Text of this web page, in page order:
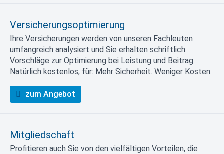
Versicherungsoptimierung
Ihre Versicherungen werden von unseren Fachleuten
umfangreich analysiert und Sie erhalten schriftlich
Vorschläge zur Optimierung bei Leistung und Beitrag.
Natürlich kostenlos, für: Mehr Sicherheit. Weniger Kosten.
zum Angebot
Mitgliedschaft
Profitieren auch Sie von den vielfältigen Vorteilen, die